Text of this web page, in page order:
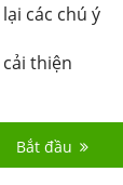
các chú ý
thiện
Bắt đầu